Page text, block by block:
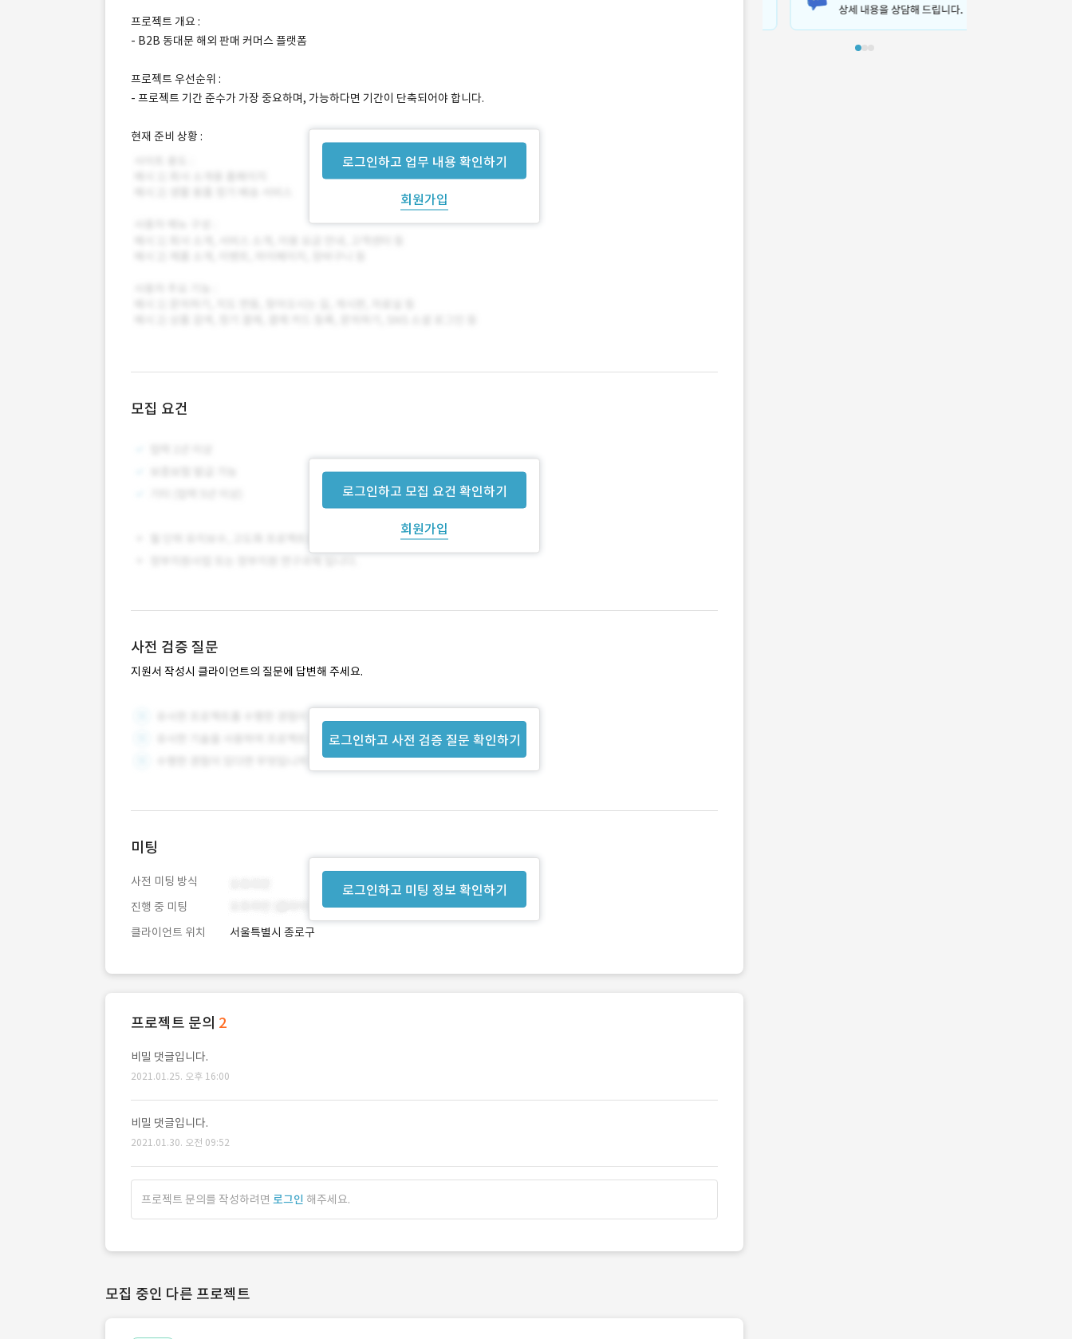
로그인하고 업무 내용 확인하기
회원가입
프로젝트 개요 :
- B2B 동대문 해외 판매 커머스 플랫폼
프로젝트 우선순위 :
- 프로젝트 기간 준수가 가장 중요하며, 가능하다면 기간이 단축되어야 합니다.
현재 준비 상황 :
모집 요건
로그인하고 모집 요건 확인하기
회원가입
사전 검증 질문
지원서 작성시 클라이언트의 질문에 답변해 주세요.
로그인하고 사전 검증 질문 확인하기
로그인하고 미팅 정보 확인하기
미팅
사전 미팅 방식
진행 중 미팅
클라이언트 위치
서울특별시 종로구
프로젝트 문의 2
비밀 댓글입니다.
2021.01.25. 오후 16:00
비밀 댓글입니다.
2021.01.30. 오전 09:52
프로젝트 문의를 작성하려면 로그인 해주세요.
모집 중인 다른 프로젝트